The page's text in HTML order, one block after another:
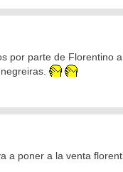
por parte de Florentino a
a poner a la venta